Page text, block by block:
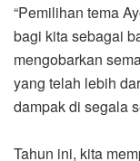
“Pemilihan tema
bagi kita sebagai
mengobarkan
yang telah lebih
dampak di segala
Tahun ini, kita